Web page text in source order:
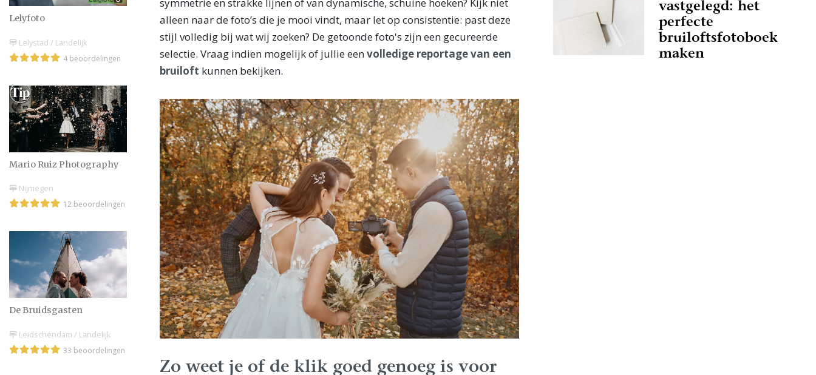
Lelyfoto
Lelystad / Landelijk
4 beoordelingen
Mario Ruiz Photography
Nijmegen
12 beoordelingen
De Bruidsgasten
Leidschendam / Landelijk
33 beoordelingen
symmetrie en strakke lijnen of van dynamische, schuine hoeken? Kijk niet
alleen naar de foto’s die je mooi vindt, maar let op consistentie: past deze
stijl volledig bij wat wij zoeken? De getoonde foto's zijn een gecureerde
selectie. Vraag indien mogelijk of jullie eenvolledige reportage van een
bruiloft kunnen bekijken.
Zo weet je of de klik goed genoeg is voor
vastgelegd: het
perfecte
bruiloftsfotoboek
maken